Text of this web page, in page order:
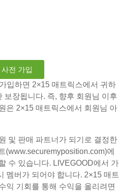
사전 가입
입하면 2×15 매트릭스에서 귀하
보장됩니다. 즉, 향후 회원님 이후
은 2×15 매트릭스에서 회원님 아
및 판매 파트너가 되기로 결정한
(www.securemyposition.com)에
수 있습니다. LIVEGOOD에서 가
멤버가 되어야 합니다. 2×15 매트
익 기회를 통해 수익을 올리려면